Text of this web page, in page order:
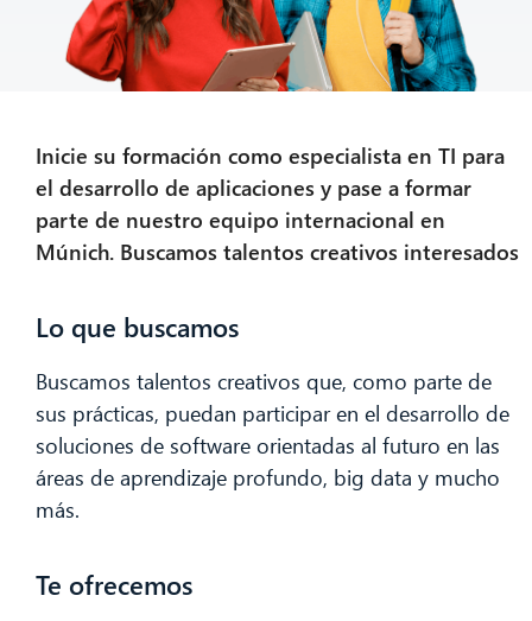
Inicie su formación como especialista en TI para
el desarrollo de aplicaciones y pase a formar
parte de nuestro equipo internacional en
Múnich. Buscamos talentos creativos interesados
Lo que buscamos
Buscamos talentos creativos que, como parte de
sus prácticas, puedan participar en el desarrollo de
soluciones de software orientadas al futuro en las
áreas de aprendizaje profundo, big data y mucho
más.
Te ofrecemos